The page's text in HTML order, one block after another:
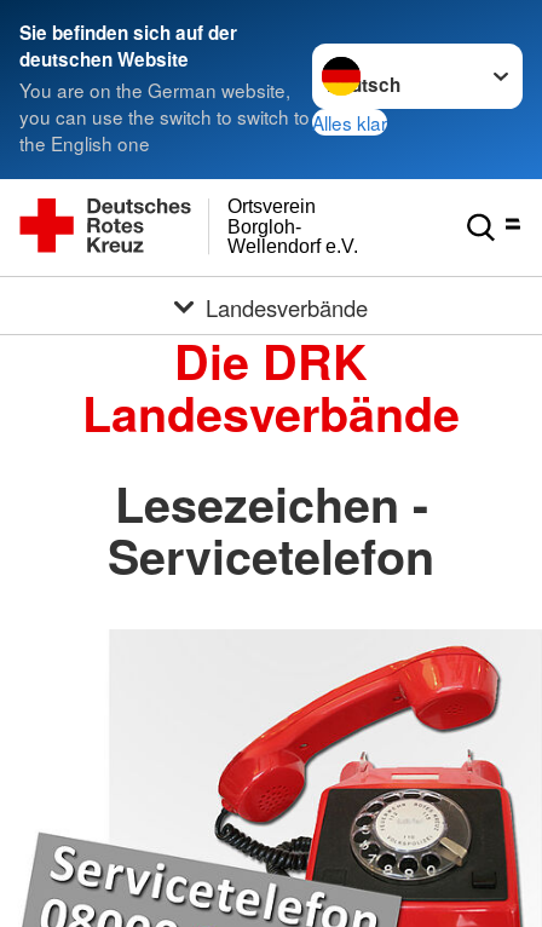
Sie befinden sich auf der
deutschen Website
You are on the German website,
you can use the switch to switch to
the English one
Sprache wechseln zu
Alles klar
Wellendorf e.V.
Borgloh-
Ortsverein
Landesverbände
Die DRK
Landesverbände
Lesezeichen -
Servicetelefon